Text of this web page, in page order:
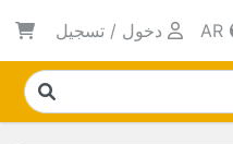
دخول / تسجيل